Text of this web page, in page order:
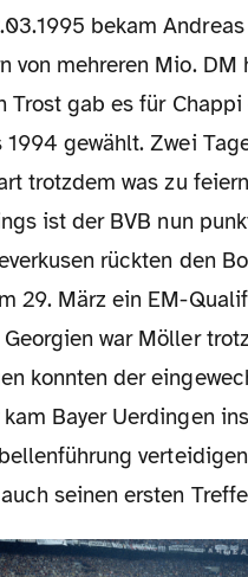
von mehreren Mio.
Trost gab es für
1994 gewählt. Zwei
trotzdem was zu
ist der BVB nun
rückten den
29. März ein EM-
war Möller
konnten der
Bayer Uerdingen
seinen ersten